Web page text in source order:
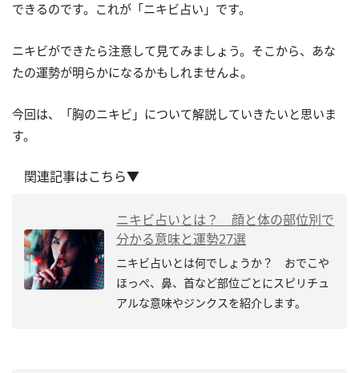
できるのです。これが「ニキビ占い」です。
ニキビができたら注意して見てみましょう。そこから、あな
たの運勢が明らかになるかもしれませんよ。
今回は、「胸のニキビ」について解説していきたいと思いま
す。
関連記事はこちら▼
ニキビ占いとは？ 顔と体の部位別で
分かる意味と運勢27選
ニキビ占いとは何でしょうか？ おでこや
ほっぺ、鼻、首など部位ごとにスピリチュ
アルな意味やジンクスを紹介します。